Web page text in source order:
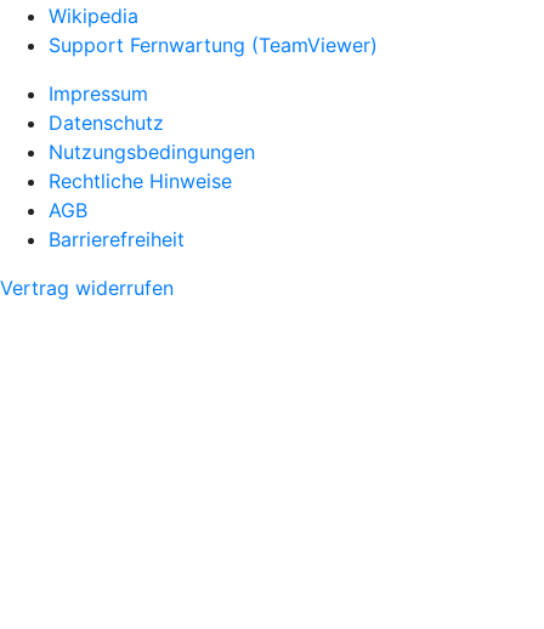
Wikipedia
Support Fernwartung (TeamViewer)
Impressum
Datenschutz
Nutzungsbedingungen
Rechtliche Hinweise
AGB
Barrierefreiheit
Vertrag widerrufen